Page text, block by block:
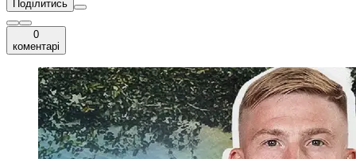
Поділитись
0
коментарі